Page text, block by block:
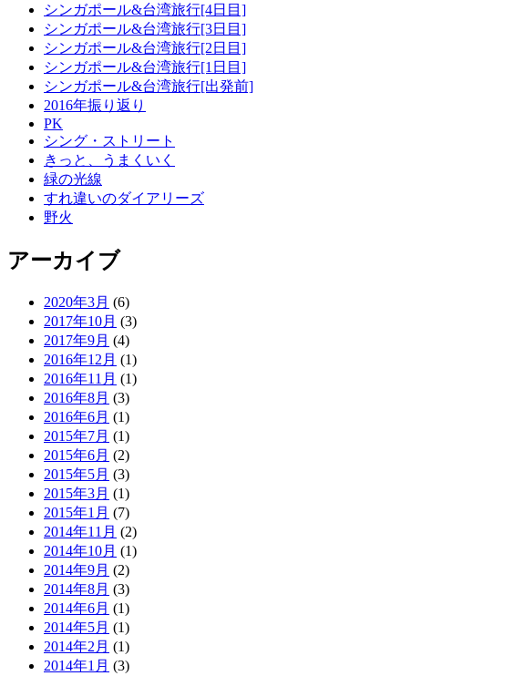
シンガポール&台湾旅行[4日目]
シンガポール&台湾旅行[3日目]
シンガポール&台湾旅行[2日目]
シンガポール&台湾旅行[1日目]
シンガポール&台湾旅行[出発前]
2016年振り返り
PK
シング・ストリート
きっと、うまくいく
緑の光線
すれ違いのダイアリーズ
野火
アーカイブ
2020年3月 (6)
2017年10月 (3)
2017年9月 (4)
2016年12月 (1)
2016年11月 (1)
2016年8月 (3)
2016年6月 (1)
2015年7月 (1)
2015年6月 (2)
2015年5月 (3)
2015年3月 (1)
2015年1月 (7)
2014年11月 (2)
2014年10月 (1)
2014年9月 (2)
2014年8月 (3)
2014年6月 (1)
2014年5月 (1)
2014年2月 (1)
2014年1月 (3)